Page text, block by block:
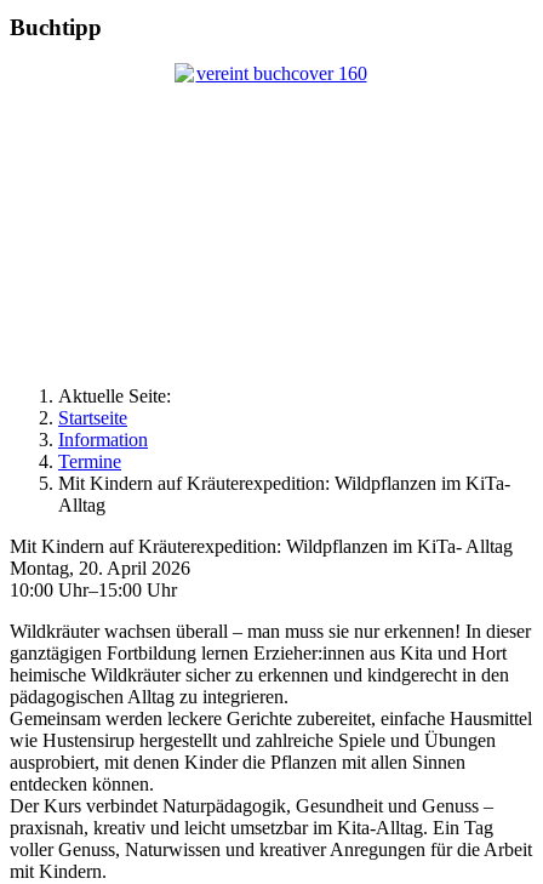
Buchtipp
Aktuelle Seite:
Startseite
Information
Termine
Mit Kindern auf Kräuterexpedition: Wildpflanzen im KiTa-
Alltag
Mit Kindern auf Kräuterexpedition: Wildpflanzen im KiTa- Alltag
Montag, 20. April 2026
10:00 Uhr–15:00 Uhr
Wildkräuter wachsen überall – man muss sie nur erkennen! In dieser
ganztägigen Fortbildung lernen Erzieher:innen aus Kita und Hort
heimische Wildkräuter sicher zu erkennen und kindgerecht in den
pädagogischen Alltag zu integrieren.
Gemeinsam werden leckere Gerichte zubereitet, einfache Hausmittel
wie Hustensirup hergestellt und zahlreiche Spiele und Übungen
ausprobiert, mit denen Kinder die Pflanzen mit allen Sinnen
entdecken können.
Der Kurs verbindet Naturpädagogik, Gesundheit und Genuss –
praxisnah, kreativ und leicht umsetzbar im Kita-Alltag. Ein Tag
voller Genuss, Naturwissen und kreativer Anregungen für die Arbeit
mit Kindern.